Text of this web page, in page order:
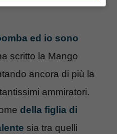
ed io sono
scritto la Mango
ancora di più la
ammiratori.
della figlia di
sia tra quelli